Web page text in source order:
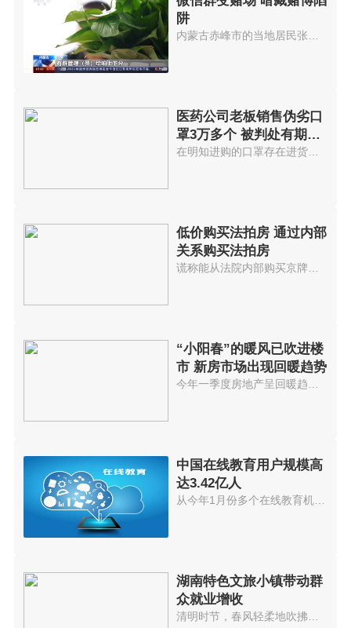
阱
医药公司老板销售伪劣口
罩3万多个 被判处有期徒
刑7年
在明知进购的口罩存在进货渠道不...
低价购买法拍房 通过内部
关系购买法拍房
“小阳春”的暖风已吹进楼
市 新房市场出现回暖趋势
中国在线教育用户规模高
达3.42亿人
从今年1月份多个在线教育机构因...
湖南特色文旅小镇带动群
众就业增收
清明时节，春风轻柔地吹拂着桃花...